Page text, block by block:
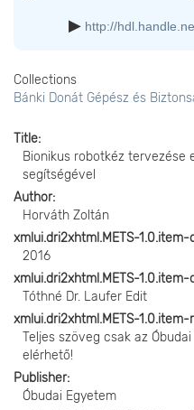
http://
Collections
Bánki Donát Gépész és
Title
Bionikus robotkéz tervezése
segítségével
Author
Horváth Zoltán
xmlui.dri2xhtml.METS-
2016
xmlui.dri2xhtml.METS-
Tóthné Dr. Laufer Edit
xmlui.dri2xhtml.METS-
Teljes szöveg csak az
elérhető!
Publisher
Óbudai Egyetem